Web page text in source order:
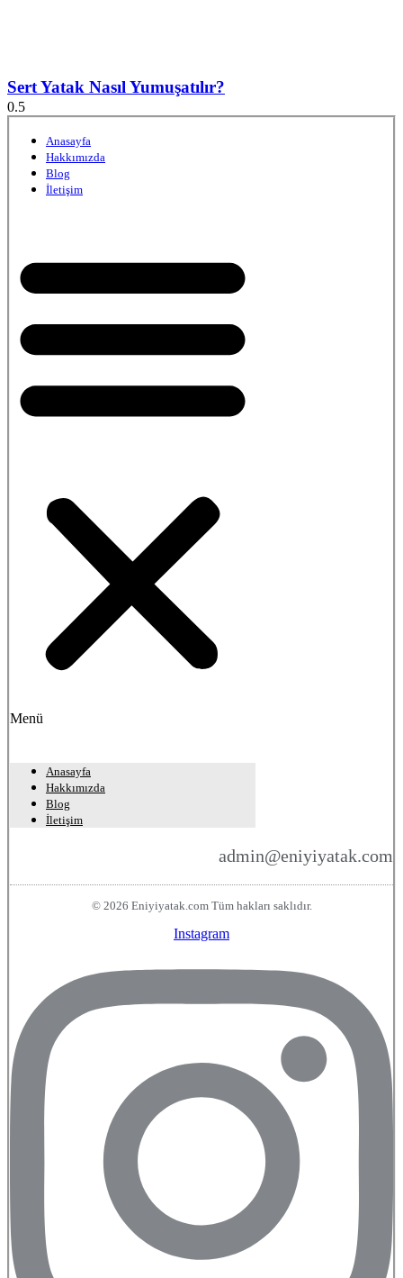
Sert Yatak Nasıl Yumuşatılır?
Anasayfa
Hakkımızda
Blog
İletişim
Menü
Anasayfa
Hakkımızda
Blog
İletişim
admin@eniyiyatak.com
© 2026 Eniyiyatak.com Tüm hakları saklıdır.
Instagram